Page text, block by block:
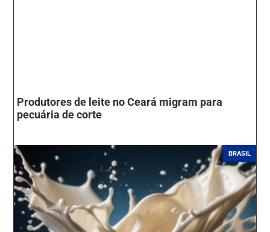
Produtores de leite no Ceará migram para
pecuária de corte
BRASIL